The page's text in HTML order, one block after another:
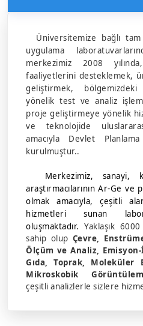
Üniversitemize bağlı tam
uygulama
merkezimiz 2008
faaliyetlerini desteklemek,
geliştirmek,
yönelik test ve analiz
proje geliştirmeye yönelik
ve teknolojide
amacıyla Devlet
kurulmuştur..
Merkezimiz, sanayi,
araştırmacılarının Ar-Ge ve
olmak amacıyla, çeşitli
hizmetleri sunan
oluşmaktadır. Yaklaşık
sahip olup Çevre,
Ölçüm ve Analiz,
Gıda, Toprak,
Mikroskobik
çeşitli analizlerle sizlere